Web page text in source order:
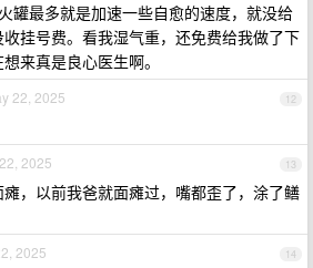
罐最多就是加速一些自愈的速度，就没给
挂号费。看我湿气重，还免费给我做了下
来真是良心医生啊。
12
22, 2025
13
2025
，以前我爸就面瘫过，嘴都歪了，涂了鳝
14
2025